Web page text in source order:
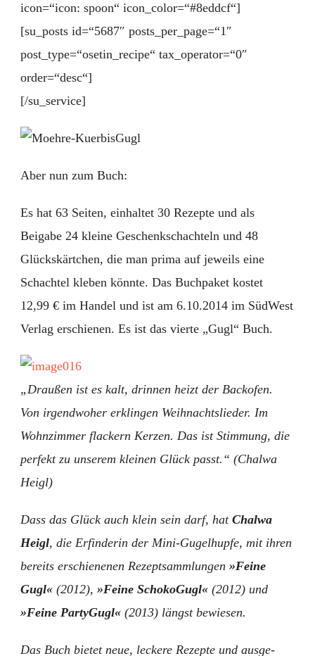
icon=“icon: spoon“ icon_color=“#8eddcf“]
[su_posts id=“5687″ posts_per_page=“1″
post_type=“osetin_recipe“ tax_operator=“0″
order=“desc“]
[/su_service]
Aber nun zum Buch:
Es hat 63 Seiten, einhaltet 30 Rezepte und als
Beigabe 24 kleine Geschenkschachteln und 48
Glückskärtchen, die man prima auf jeweils eine
Schachtel kleben könnte. Das Buchpaket kostet
12,99 € im Handel und ist am 6.10.2014 im SüdWest
Verlag erschienen. Es ist das vierte „Gugl“ Buch.
„Draußen ist es kalt, drinnen heizt der Backofen.
Von irgendwoher erklingen Weihnachts­lieder. Im
Wohnzimmer flackern Kerzen. Das ist Stimmung, die
perfekt zu unserem kleinen Glück passt.“ (Chalwa
Heigl)
Dass das Glück auch klein sein darf, hat Chalwa
Heigl, die Erfinderin der Mini-Gugelhupfe, mit ihren
bereits erschienenen Rezeptsammlungen »Feine
Gugl« (2012), »Feine SchokoGugl« (2012) und
»Feine PartyGugl« (2013) längst bewiesen.
Das Buch bietet neue, leckere Rezepte und ausge­